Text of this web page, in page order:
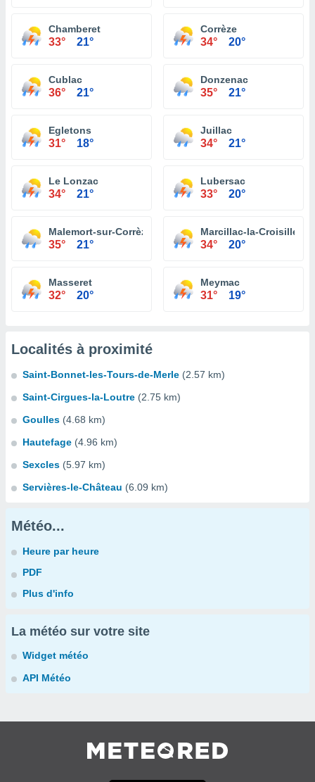
Chamberet
33° 21°
Corrèze
34° 20°
Cublac
36° 21°
Donzenac
35° 21°
Egletons
31° 18°
Juillac
34° 21°
Le Lonzac
34° 21°
Lubersac
33° 20°
Malemort-sur-Corrèze
35° 21°
Marcillac-la-Croisille
34° 20°
Masseret
32° 20°
Meymac
31° 19°
Localités à proximité
Saint-Bonnet-les-Tours-de-Merle (2.57 km)
Saint-Cirgues-la-Loutre (2.75 km)
Goulles (4.68 km)
Hautefage (4.96 km)
Sexcles (5.97 km)
Servières-le-Château (6.09 km)
Météo...
Heure par heure
PDF
Plus d'info
La météo sur votre site
Widget météo
API Météo